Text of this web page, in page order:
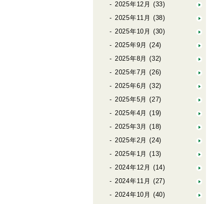
2025年12月 (33)
2025年11月 (38)
2025年10月 (30)
2025年9月 (24)
2025年8月 (32)
2025年7月 (26)
2025年6月 (32)
2025年5月 (27)
2025年4月 (19)
2025年3月 (18)
2025年2月 (24)
2025年1月 (13)
2024年12月 (14)
2024年11月 (27)
2024年10月 (40)